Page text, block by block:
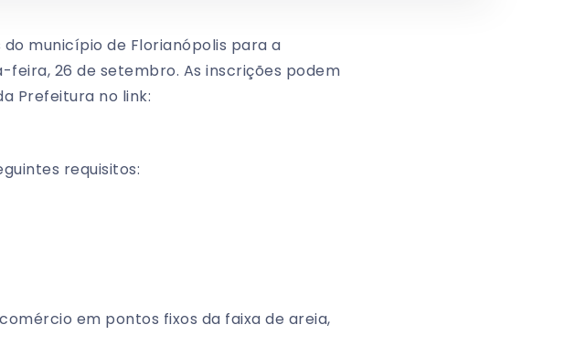
município de Florianópolis para a
26 de setembro. As inscrições podem
Prefeitura no link:
requisitos:
em pontos fixos da faixa de areia,